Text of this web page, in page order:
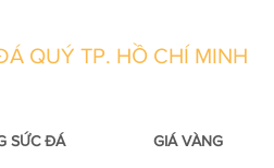
QUÝ TP. HỒ CHÍ MINH
SỨC ĐÁ GIÁ VÀNG